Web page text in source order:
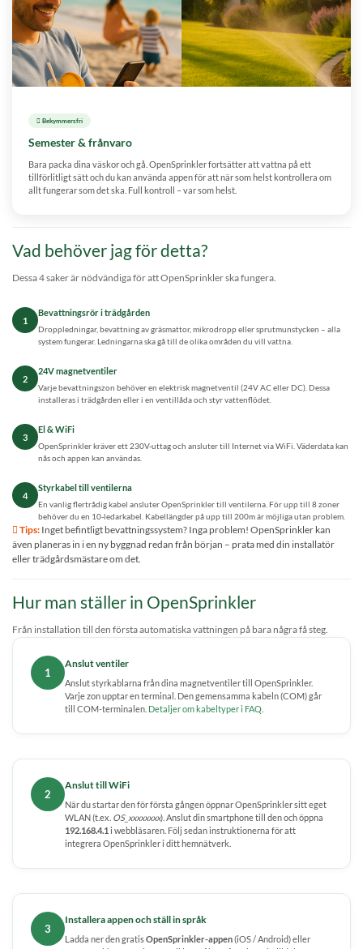
️ Bekymmersfri
Semester & frånvaro
Bara packa dina väskor och gå. OpenSprinkler fortsätter att vattna på ett
tillförlitligt sätt och du kan använda appen för att när som helst kontrollera om
allt fungerar som det ska. Full kontroll – var som helst.
Vad behöver jag för detta?
Dessa 4 saker är nödvändiga för att OpenSprinkler ska fungera.
1
Bevattningsrör i trädgården
Droppledningar, bevattning av gräsmattor, mikrodropp eller sprutmunstycken – alla
system fungerar. Ledningarna ska gå till de olika områden du vill vattna.
2
24V magnetventiler
Varje bevattningszon behöver en elektrisk magnetventil (24V AC eller DC). Dessa
installeras i trädgården eller i en ventillåda och styr vattenflödet.
3
El & WiFi
OpenSprinkler kräver ett 230V-uttag och ansluter till Internet via WiFi. Väderdata kan
nås och appen kan användas.
4
Styrkabel till ventilerna
En vanlig flertrådig kabel ansluter OpenSprinkler till ventilerna. För upp till 8 zoner
behöver du en 10-ledarkabel. Kabellängder på upp till 200m är möjliga utan problem.
 Tips: Inget befintligt bevattningssystem? Inga problem! OpenSprinkler kan
även planeras in i en ny byggnad redan från början – prata med din installatör
eller trädgårdsmästare om det.
Hur man ställer in OpenSprinkler
Från installation till den första automatiska vattningen på bara några få steg.
1
Anslut ventiler
Anslut styrkablarna från dina magnetventiler till OpenSprinkler.
Varje zon upptar en terminal. Den gemensamma kabeln (COM) går
till COM-terminalen. Detaljer om kabeltyper i FAQ.
2
Anslut till WiFi
När du startar den för första gången öppnar OpenSprinkler sitt eget
WLAN (t.ex. OS_xxxxxxxx). Anslut din smartphone till den och öppna
192.168.4.1 i webbläsaren. Följ sedan instruktionerna för att
integrera OpenSprinkler i ditt hemnätverk.
3
Installera appen och ställ in språk
Ladda ner den gratisOpenSprinkler-appen(iOS / Android) eller